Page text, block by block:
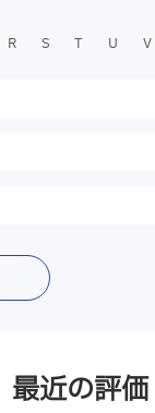
R S T U V
最近の評